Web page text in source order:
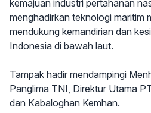
kemajuan industri pertahanan
menghadirkan teknologi maritim
mendukung kemandirian dan
Indonesia di bawah laut.
Tampak hadir mendampingi
Panglima TNI, Direktur Utama
dan Kabaloghan Kemhan.